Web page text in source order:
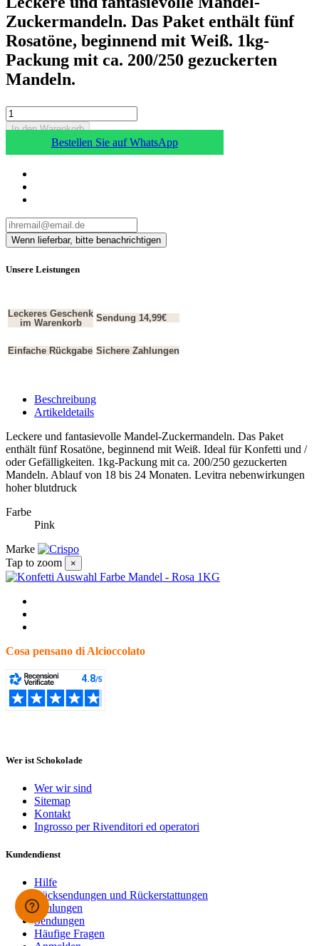
Zuckermandeln. Das Paket enthält fünf
Rosatöne, beginnend mit Weiß. 1kg-
Packung mit ca. 200/250 gezuckerten
Mandeln.
In den Warenkorb
Bestellen Sie auf WhatsApp
Unsere Leistungen
Leckeres Geschenk
im Warenkorb
Sendung 14,99€
Einfache Rückgabe Sichere Zahlungen
Beschreibung
Artikeldetails
Leckere und fantasievolle Mandel-Zuckermandeln. Das Paket
enthält fünf Rosatöne, beginnend mit Weiß. Ideal für Konfetti und /
oder Gefälligkeiten. 1kg-Packung mit ca. 200/250 gezuckerten
Mandeln. Ablauf von 18 bis 24 Monaten. Levitra nebenwirkungen
hoher blutdruck
Farbe
Pink
Marke
Tap to zoom
×
Cosa pensano di Alcioccolato
Wer ist Schokolade
Wer wir sind
Sitemap
Kontakt
Ingrosso per Rivenditori ed operatori
Kundendienst
Hilfe
Rücksendungen und Rückerstattungen
Zahlungen
Sendungen
Häufige Fragen